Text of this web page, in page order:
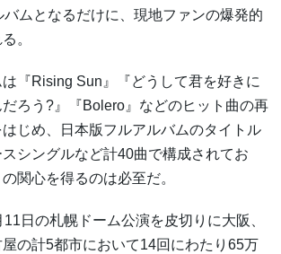
ムとなるだけに、現地ファンの爆発的
。
『Rising Sun』『どうして君を好きに
ろう?』『Bolero』などのヒット曲の再
じめ、日本版フルアルバムのタイトル
シングルなど計40曲で構成されてお
関心を得るのは必至だ。
日の札幌ドーム公演を皮切りに大阪、
の計5都市において14回にわたり65万